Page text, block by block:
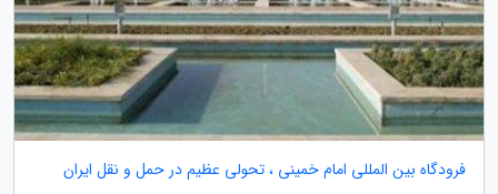
فرودگاه بین المللی امام خمینی ، تحولی عظیم در حمل و نقل ایران